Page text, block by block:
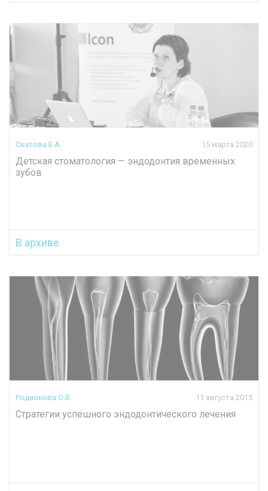
Скатова Е.А. 15 марта 2020
Детская стоматология — эндодонтия временных
зубов
В архиве
Родионова О.В. 11 августа 2015
Стратегии успешного эндодонтического лечения